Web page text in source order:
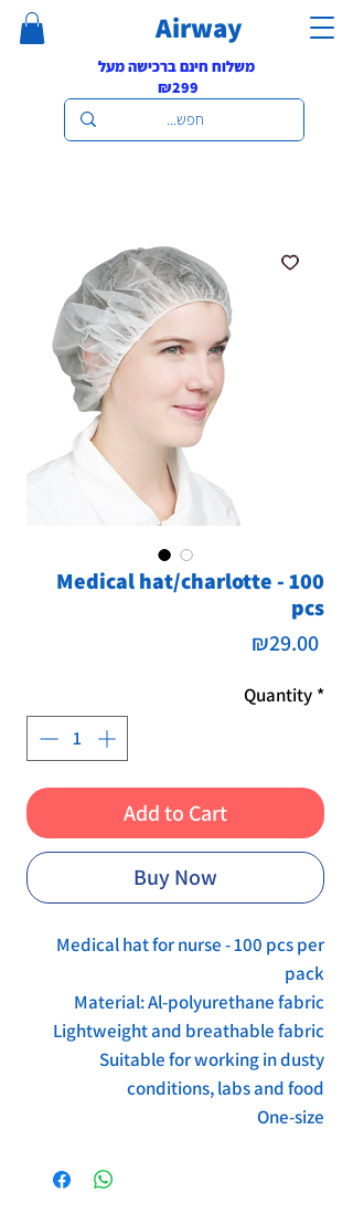
Airway
משלוח חינם ברכישה מעל
₪299
Medical hat/charlotte - 100
pcs
₪29.00Price
Quantity *
Add to Cart
Buy Now
Medical hat for nurse - 100 pcs per
pack
Material: Al-polyurethane fabric
Lightweight and breathable fabric
Suitable for working in dusty
conditions, labs and food
One-size